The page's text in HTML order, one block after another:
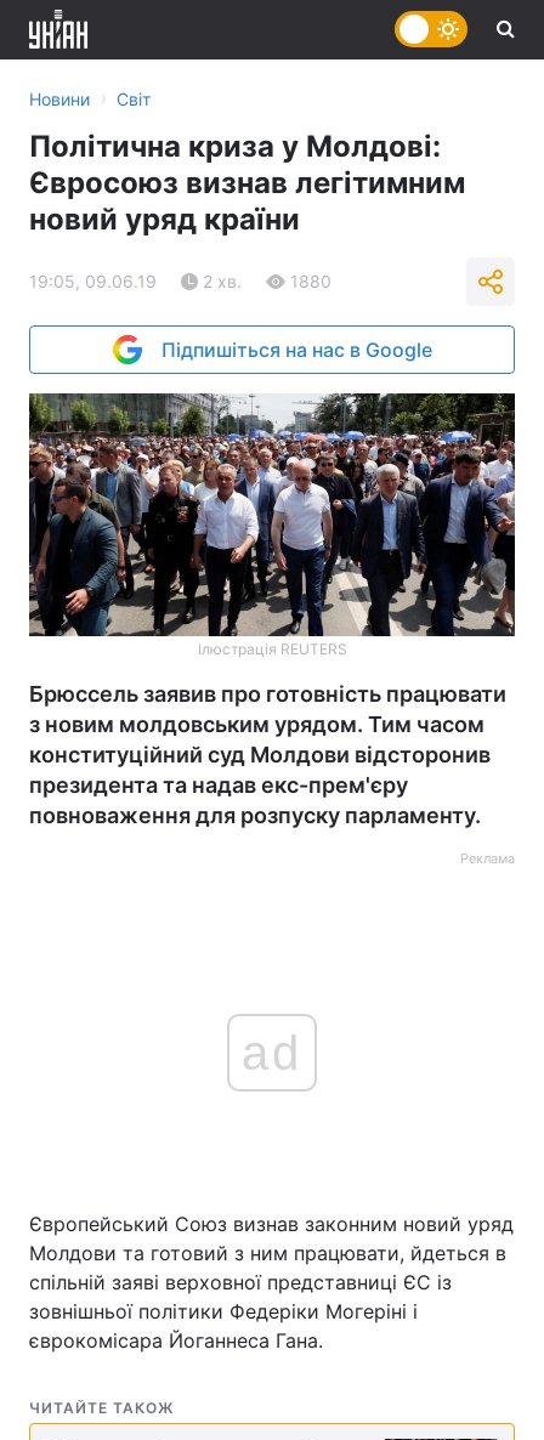
Україна Політика
Світ
Спорт Наука
Техно і зв'язок
Новини › Світ
Політична криза у Молдові:
Євросоюз визнав легітимним
новий уряд країни
19:05, 09.06.19 2 хв. 1880
Підпишіться на нас в Google
Ілюстрація REUTERS
Брюссель заявив про готовність працювати
з новим молдовським урядом. Тим часом
конституційний суд Молдови відсторонив
президента та надав екс-прем'єру
повноваження для розпуску парламенту.
Реклама
ad
Європейський Союз визнав законним новий уряд
Молдови та готовий з ним працювати, йдеться в
спільній заяві верховної представниці ЄС із
зовнішньої політики Федеріки Могеріні і
єврокомісара Йоганнеса Гана.
ЧИТАЙТЕ ТАКОЖ